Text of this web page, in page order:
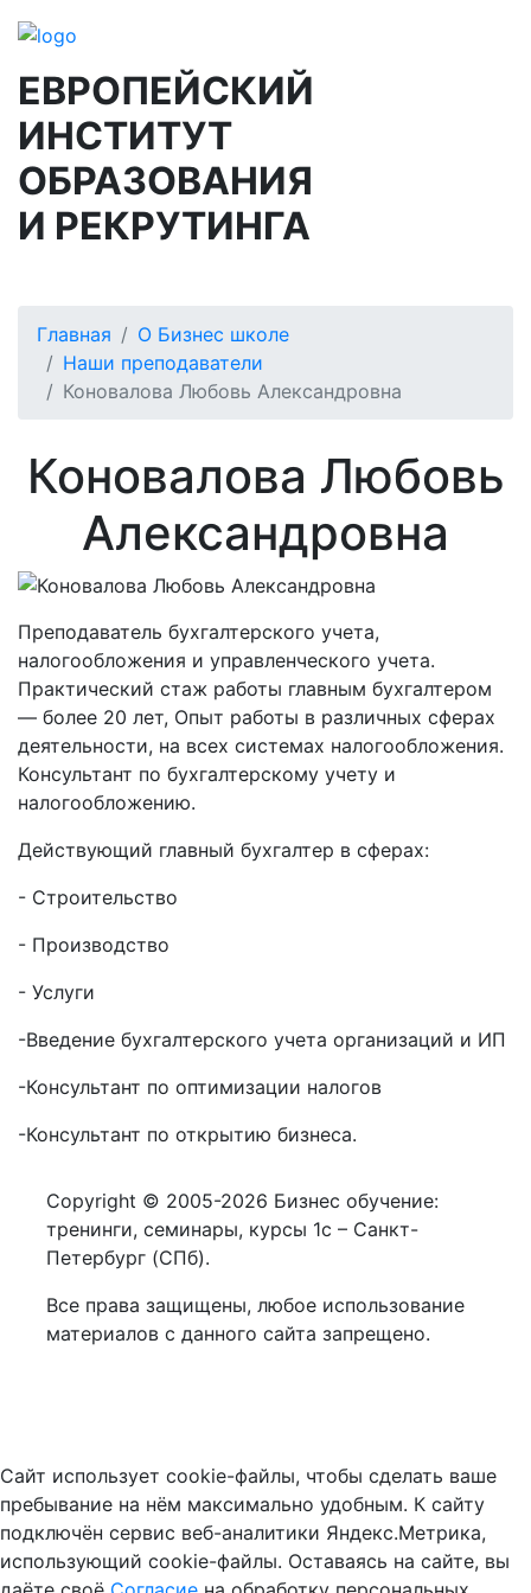
ЕВРОПЕЙСКИЙ
ИНСТИТУТ
ОБРАЗОВАНИЯ
И РЕКРУТИНГА
Главная
О Бизнес школе
Наши преподаватели
Коновалова Любовь Александровна
Коновалова Любовь
Александровна
Преподаватель бухгалтерского учета,
налогообложения и управленческого учета.
Практический стаж работы главным бухгалтером
— более 20 лет, Опыт работы в различных сферах
деятельности, на всех системах налогообложения.
Консультант по бухгалтерскому учету и
налогообложению.
Действующий главный бухгалтер в сферах:
- Строительство
- Производство
- Услуги
-Введение бухгалтерского учета организаций и ИП
-Консультант по оптимизации налогов
-Консультант по открытию бизнеса.
Copyright © 2005-2026 Бизнес обучение:
тренинги, семинары, курсы 1с – Санкт-
Петербург (СПб).
Все права защищены, любое использование
материалов с данного сайта запрещено.
Сайт использует cookie-файлы, чтобы сделать ваше
пребывание на нём максимально удобным. К cайту
подключён сервис веб-аналитики Яндекс.Метрика,
использующий cookie-файлы. Оставаясь на сайте, вы